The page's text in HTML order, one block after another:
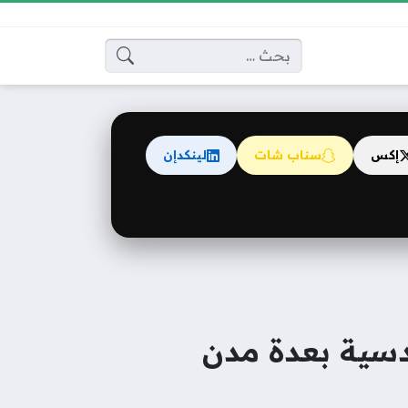
البحث عن:
إكس سناب شات لينكدإن
بعدة مدن